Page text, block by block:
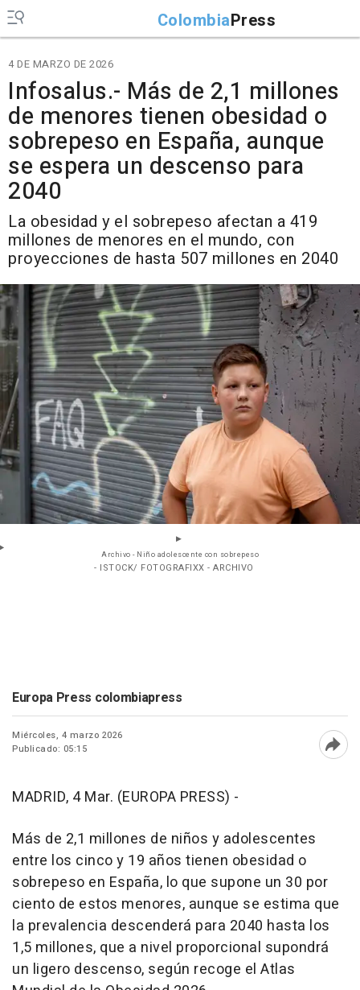
ColombiaPress
4 DE MARZO DE 2026
Infosalus.- Más de 2,1 millones
de menores tienen obesidad o
sobrepeso en España, aunque
se espera un descenso para
2040
La obesidad y el sobrepeso afectan a 419
millones de menores en el mundo, con
proyecciones de hasta 507 millones en 2040
Archivo - Niño adolescente con sobrepeso
- ISTOCK/ FOTOGRAFIXX - ARCHIVO
Europa Press colombiapress
Miércoles, 4 marzo 2026
Publicado: 05:15
MADRID, 4 Mar. (EUROPA PRESS) -
Más de 2,1 millones de niños y adolescentes
entre los cinco y 19 años tienen obesidad o
sobrepeso en España, lo que supone un 30 por
ciento de estos menores, aunque se estima que
la prevalencia descenderá para 2040 hasta los
1,5 millones, que a nivel proporcional supondrá
un ligero descenso, según recoge el Atlas